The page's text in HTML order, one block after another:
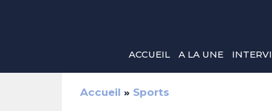
ACCUEIL A LA UNE
Accueil » Sports